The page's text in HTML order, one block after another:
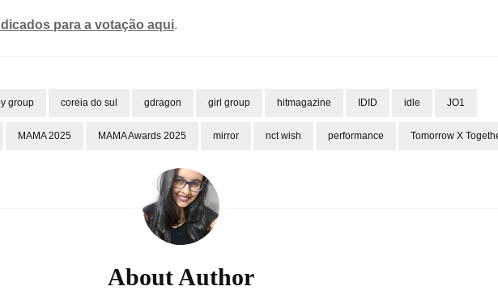
para a votação aqui.
group coreia do sul gdragon girl group hitmagazine IDID idle JO1
MAMA 2025 MAMA Awards 2025 mirror nct wish performance Tomorrow X
About Author